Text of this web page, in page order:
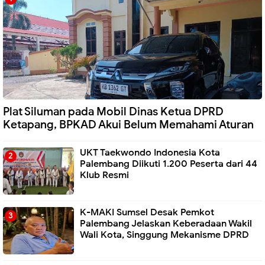
Plat Siluman pada Mobil Dinas Ketua DPRD
Ketapang, BPKAD Akui Belum Memahami Aturan
UKT Taekwondo Indonesia Kota
Palembang Diikuti 1.200 Peserta dari 44
Klub Resmi
K-MAKI Sumsel Desak Pemkot
Palembang Jelaskan Keberadaan Wakil
Wali Kota, Singgung Mekanisme DPRD